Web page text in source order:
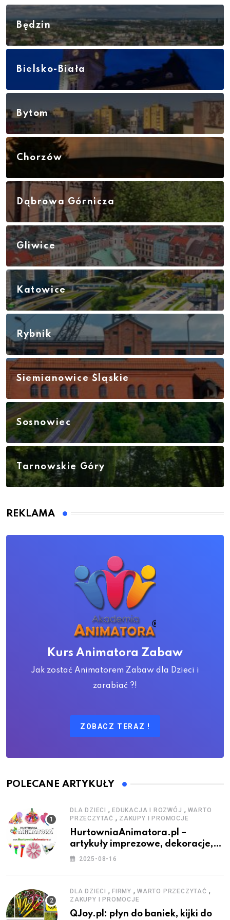
Będzin
Bielsko-Biała
Bytom
Chorzów
Dąbrowa Górnicza
Gliwice
Katowice
Rybnik
Siemianowice Śląskie
Sosnowiec
Tarnowskie Góry
REKLAMA
Kurs Animatora Zabaw
Jak zostać Animatorem Zabaw dla Dzieci i
zarabiać ?!
ZOBACZ TERAZ !
POLECANE ARTYKUŁY
DLA DZIECI , EDUKACJA I ROZWÓJ , WARTO
PRZECZYTAĆ , ZAKUPY I PROMOCJE
HurtowniaAnimatora.pl –
artykuły imprezowe, dekoracje,
stroje i akcesoria dla animatorów
2025-08-16
DLA DZIECI , FIRMY , WARTO PRZECZYTAĆ ,
ZAKUPY I PROMOCJE
QJoy.pl: płyn do baniek, kijki do